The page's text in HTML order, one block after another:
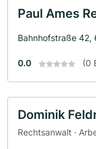
Paul Ames
Bahnhofstraße
0.0 (0
Dominik
Rechtsanwalt ·